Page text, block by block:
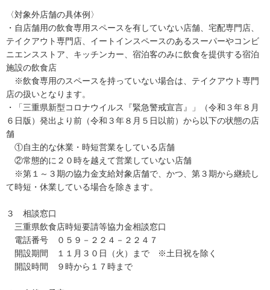
〈対象外店舗の具体例〉
・自店舗用の飲食専用スペースを有していない店舗、宅配専門店、
テイクアウト専門店、イートインスペースのあるスーパーやコンビ
ニエンスストア、キッチンカー、宿泊客のみに飲食を提供する宿泊
施設の飲食店
※飲食専用のスペースを持っていない場合は、テイクアウト専門
店の扱いとなります。
・「三重県新型コロナウイルス『緊急警戒宣言』」（令和３年８月
６日版）発出より前（令和３年８月５日以前）から以下の状態の店
舗
①自主的な休業・時短営業をしている店舗
②常態的に２０時を越えて営業していない店舗
※第１～３期の協力金支給対象店舗で、かつ、第３期から継続し
て時短・休業している場合を除きます。
３ 相談窓口
三重県飲食店時短要請等協力金相談窓口
電話番号 ０５９－２２４－２２４７
開設期間 １１月３０日（火）まで ※土日祝を除く
開設時間 ９時から１７時まで